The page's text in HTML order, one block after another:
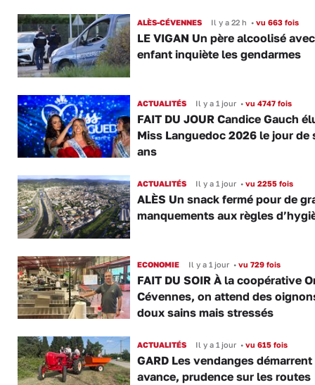
ALÈS-CÉVENNES Il y a 22 h •vu 663 fois
LE VIGAN Un père alcoolisé
enfant inquiète les gendarmes
ACTUALITÉS Il y a 1 jour •vu 4747 fois
FAIT DU JOUR Candice Gauch
Miss Languedoc 2026 le jour de
ans
ACTUALITÉS Il y a 1 jour •vu 2255 fois
ALÈS Un snack fermé pour de
manquements aux règles
ECONOMIE Il y a 1 jour •vu 729 fois
FAIT DU SOIR À la coopérative
Cévennes, on attend des
doux sains mais stressés
ACTUALITÉS Il y a 1 jour •vu 615 fois
GARD Les vendanges démarrent
avance, prudence sur les routes